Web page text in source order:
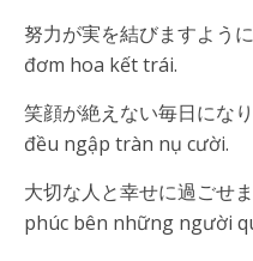
努力が実を結びますよう
đơm hoa kết trái.
笑顔が絶えない毎日にな
đều ngập tràn nụ cười.
大切な人と幸せに過ごせ
phúc bên những người